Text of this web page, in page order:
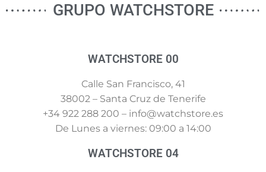
GRUPO WATCHSTORE
WATCHSTORE 00
Calle San Francisco, 41
38002 – Santa Cruz de Tenerife
+34 922 288 200 – info@watchstore.es
De Lunes a viernes: 09:00 a 14:00
WATCHSTORE 04